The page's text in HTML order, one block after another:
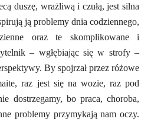
duszę, wrażliwą i czułą, jest silna
ją problemy dnia codziennego,
oraz te skomplikowane i
– wgłębiając się w strofy –
By spojrzał przez różowe
raz jest się na wozie, raz pod
dostrzegamy, bo praca, choroba,
problemy przymykają nam oczy.